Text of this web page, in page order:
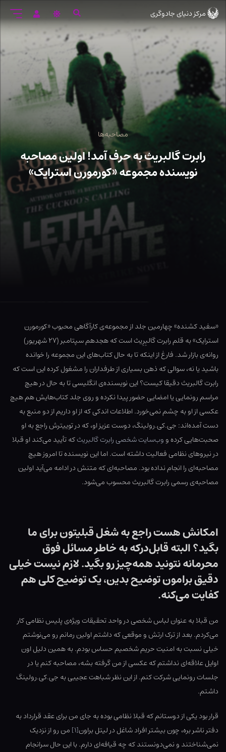
ورود
به
متن
اصلی
مرکز دنیای جادوگری
مصاحبه‌ها
رابرت گالبریث به حرف آمد! اولین مصاحبه
نویسنده مجموعه «کورمورن استرایک»
«سفید کشنده» چهارمین جلد از مجموعه‌ی کارآگاهی محبوب «کورمورن
استرایک» به قلم رابرت گالبِرِیث است که هجدهم سپتامبر (۲۷ شهریور)
روانه‌ی بازار شد. فارغ از اینکه تا به حال کتاب‌های این مجموعه را خوانده
باشید یا نه، سوالی که ذهن بسیاری از طرفداران را مشغول کرده این است که
رابرت گالبریث دقیقا کیست؟ این نویسنده‌ی انگلیسی تا به حال در هیچ
مراسم رونمایی یا امضایی حضور پیدا نکرده و روی جلد کتاب‌هایش هم هیچ
عکسی از او به چشم نمی‌خورد. اطلاعات اندکی که از او داریم از دو منبع به
دست آمده‌اند: جی.کی.رولینگ، دوست عزیز او، که در توییترش راجع به او
صحبت‌هایی کرده و وب‌سایت شخصی رابرت گالبریثکه تأیید می‌کند او قبلا
در نیروهای نظامی فعالیت داشته است. اما این نویسنده تا امروز هیچ
مصاحبه‌ای را انجام نداده بود. مصاحبه‌ای که متنش در ادامه می‌آید اولین
مصاحبه‌ی رسمی رابرت گالبریث محسوب می‌شود.
امکانش هست راجع به شغل قبلیتون برای ما
بگید؟ البته قابل‌درکه به خاطر مسائل فوق
محرمانه نتونید همه‌چیز رو بگید. لازم نیست خیلی
دقیق برامون توضیح بدین، یک توضیح کلی هم
کفایت می‌کنه.
من قبلا به عنوان لباس شخصی در واحد تحقیقات ویژه‌ی پلیس نظامی کار
می‌کردم. بعد از ترک ارتش و موقعی که داشتم اولین رمانم رو می‌نوشتم
خیلی نسبت به امنیت حریم شخصیم حساس بودم. به همین دلیل اون
اوایل علاقه‌ای نداشتم که عکسی از من گرفته بشه، مصاحبه کنم یا در
جلسات رونمایی شرکت کنم. از این نظر شباهت عجیبی به جی.کی.رولینگ
داشتم.
قرار بود یکی از دوستانم که قبلا نظامی بوده به جای من برای عقد قرارداد به
دفتر ناشر بره، چون بیشتر افراد شاغل در لیتل ‌براون[۱] من رو از نزدیک
نمی‌شناختند و نمی‌دونستند که چه قیافه‌ای دارم. با این حال سرانجام